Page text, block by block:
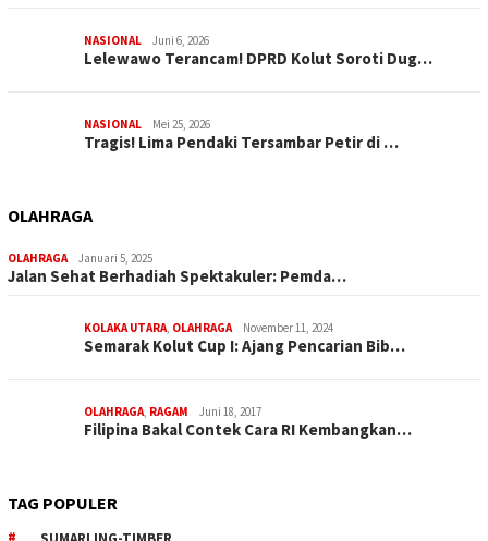
NASIONAL Juni 6, 2026
Lelewawo Terancam! DPRD Kolut Soroti Dug…
NASIONAL Mei 25, 2026
Tragis! Lima Pendaki Tersambar Petir di …
OLAHRAGA
OLAHRAGA Januari 5, 2025
Jalan Sehat Berhadiah Spektakuler: Pemda…
KOLAKA UTARA, OLAHRAGA November 11, 2024
Semarak Kolut Cup I: Ajang Pencarian Bib…
OLAHRAGA, RAGAM Juni 18, 2017
Filipina Bakal Contek Cara RI Kembangkan…
TAG POPULER